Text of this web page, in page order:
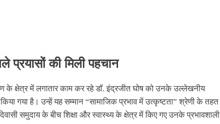
प्रयासों की मिली पहचान
क्षेत्र में लगातार काम कर रहे डॉ. इंद्रजीत घोष को उनके उल्लेखनीय
गया है। उन्हें यह सम्मान “सामाजिक प्रभाव में उत्कृष्टता” श्रेणी के तहत
समुदाय के बीच शिक्षा और स्वास्थ्य के क्षेत्र में किए गए उनके प्रभावशाली